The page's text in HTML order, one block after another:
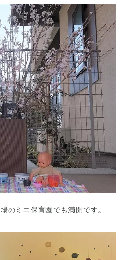
県 千葉県 全域
県 埼玉県 全域
県 兵庫県 全域
のミニ保育園でも満開です。